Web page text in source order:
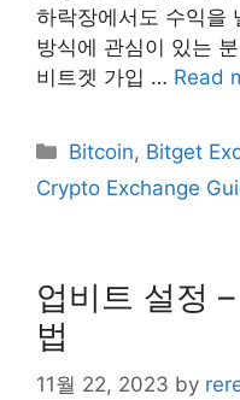
하락장에서도 수익을
방식에 관심이 있는
비트겟 가입 … Read
Categories
Bitcoin, Bitget
Crypto Exchange
업비트 설정
법
11월 22, 2023 by